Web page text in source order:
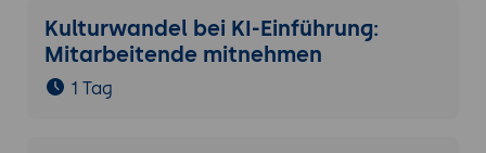
Kulturwandel bei KI-Einführung:
Mitarbeitende mitnehmen
1 Tag